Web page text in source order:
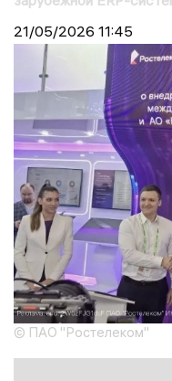
21/05/2026 11:45
© ПАО "Ростелеком"